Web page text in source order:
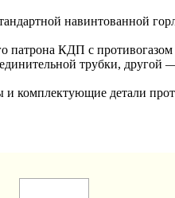
навинтованной
патрона КДП с
трубки,
и комплектующие детали